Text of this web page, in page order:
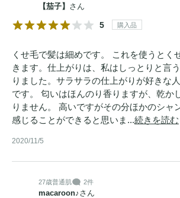
【茄子】 さん
5 購入品
くせ毛で髪は細めです。 これを使うとく
きます。仕上がりは、私はしっとりと言
りました。サラサラの仕上がりが好きな
です。 匂いはほんのり香りますが、乾か
りません。 高いですがその分ほかのシャ
感じることができると思いま...続きを読む
2020/11/5
27歳普通肌 2件
macaroon♪さん